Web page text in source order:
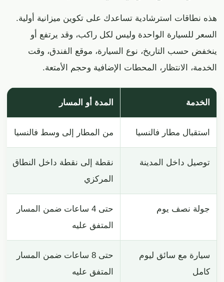
هذه نطاقات استرشادية تساعدك على تكوين ميزانية أولية.
السعر للسيارة الواحدة وليس لكل راكب، وقد يرتفع أو
ينخفض حسب التاريخ، نوع السيارة، موقع الفندق، وقت
الخدمة، الانتظار، المحطات الإضافية وحجم الأمتعة.
الخدمة المدة أو المسار
استقبال مطار فالنسيا من المطار إلى وسط فالنسيا
توصيل داخل المدينة
نقطة إلى نقطة داخل النطاق
المركزي
جولة نصف يوم
حتى 4 ساعات ضمن المسار
المتفق عليه
سيارة مع سائق ليوم
كامل
حتى 8 ساعات ضمن المسار
المتفق عليه